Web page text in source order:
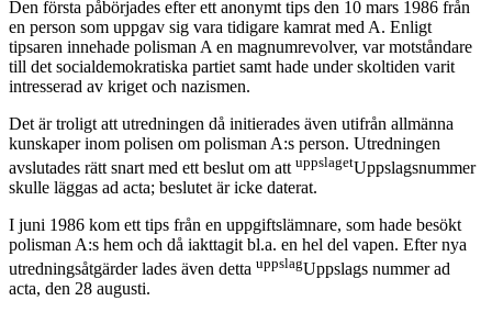
Den första påbörjades efter ett anonymt tips den 10 mars 1986 från
en person som uppgav sig vara tidigare kamrat med A. Enligt
tipsaren innehade polisman A en magnumrevolver, var motståndare
till det socialdemokratiska partiet samt hade under skoltiden varit
intresserad av kriget och nazismen.
Det är troligt att utredningen då initierades även utifrån allmänna
kunskaper inom polisen om polisman A:s person. Utredningen
avslutades rätt snart med ett beslut om att uppslagetUppslagsnummer
skulle läggas ad acta; beslutet är icke daterat.
I juni 1986 kom ett tips från en uppgiftslämnare, som hade besökt
polisman A:s hem och då iakttagit bl.a. en hel del vapen. Efter nya
utredningsåtgärder lades även detta uppslagUppslags nummer ad
acta, den 28 augusti.